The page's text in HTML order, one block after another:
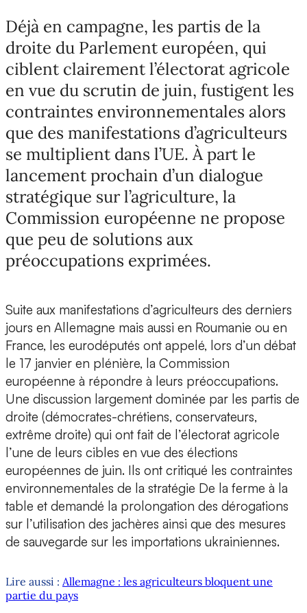
Déjà en campagne, les partis de la
droite du Parlement européen, qui
ciblent clairement l’électorat agricole
en vue du scrutin de juin, fustigent les
contraintes environnementales alors
que des manifestations d’agriculteurs
se multiplient dans l’UE. À part le
lancement prochain d’un dialogue
stratégique sur l’agriculture, la
Commission européenne ne propose
que peu de solutions aux
préoccupations exprimées.
Suite aux manifestations d’agriculteurs des derniers
jours en Allemagne mais aussi en Roumanie ou en
France, les eurodéputés ont appelé, lors d’un débat
le 17 janvier en plénière, la Commission
européenne à répondre à leurs préoccupations.
Une discussion largement dominée par les partis de
droite (démocrates-chrétiens, conservateurs,
extrême droite) qui ont fait de l’électorat agricole
l’une de leurs cibles en vue des élections
européennes de juin. Ils ont critiqué les contraintes
environnementales de la stratégie De la ferme à la
table et demandé la prolongation des dérogations
sur l’utilisation des jachères ainsi que des mesures
de sauvegarde sur les importations ukrainiennes.
Lire aussi : Allemagne : les agriculteurs bloquent une
partie du pays